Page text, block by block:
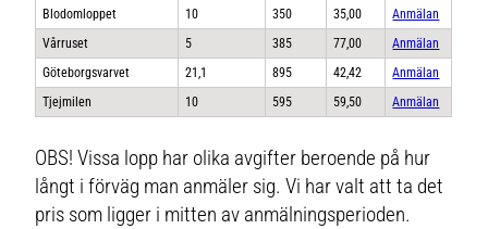
Blodomloppet
10 350 35,00
Anmälan
Vårruset
5 385 77,00
Anmälan
Göteborgsvarvet
21,1 895 42,42
Anmälan
Tjejmilen
10 595 59,50 Anmälan
OBS! Vissa lopp har olika avgifter beroende på hur
långt i förväg man anmäler sig. Vi har valt att ta det
pris som ligger i mitten av anmälningsperioden.